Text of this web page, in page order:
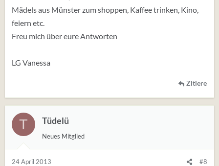
Mädels aus Münster zum shoppen, Kaffee trinken, Kino,
feiern etc.
Freu mich über eure Antworten
LG Vanessa
Zitiere
T Tüdelü
Neues Mitglied
24 April 2013 #8